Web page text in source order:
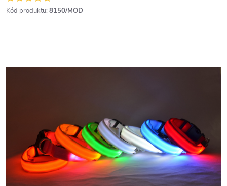
Kód produktu: 8150/MOD